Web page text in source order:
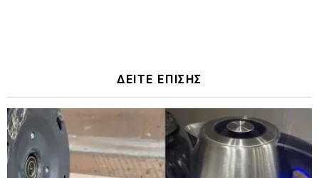
ΔΕΙΤΕ ΕΠΙΣΗΣ